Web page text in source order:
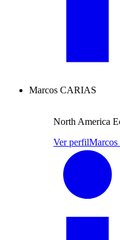
Marcos CARIAS
North America
Ver perfilMarcos